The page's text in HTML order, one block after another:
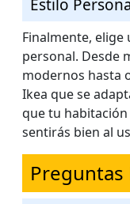
Estilo
Finalmente,
personal. Desde
modernos hasta
Ikea que se
que tu
sentirás bien al
Preguntas